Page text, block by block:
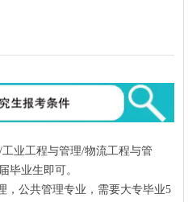
业工程与管理/物流工程与管
毕业生即可。
公共管理专业，需要大专毕业5